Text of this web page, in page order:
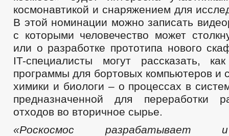
космонавтикой и снаряжением для
В этой номинации можно записать
с которыми человечество может
или о разработке прототипа нового
IT-специалисты могут рассказать,
программы для бортовых компьютеров и
химики и биологи – о процессах в
предназначенной для переработки
отходов во вторичное сырье.
«Роскосмос разрабатывает